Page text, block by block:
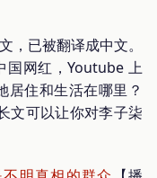
，已被翻译成中文。
国网红，Youtube 上
居住和生活在哪里？
文可以让你对李子柒